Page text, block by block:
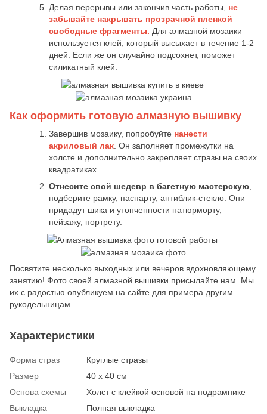
Делая перерывы или закончив часть работы, не
забывайте накрывать прозрачной пленкой
свободные фрагменты. Для алмазной мозаики
используется клей, который высыхает в течение 1-2
дней. Если же он случайно подсохнет, поможет
силикатный клей.
Как оформить готовую алмазную вышивку
Завершив мозаику, попробуйте нанести
акриловый лак . Он заполняет промежутки на
холсте и дополнительно закрепляет стразы на своих
квадратиках.
Отнесите свой шедевр в багетную мастерскую
подберите рамку, паспарту, антиблик-стекло. Они
придадут шика и утонченности натюрморту,
пейзажу, портрету.
Посвятите несколько выходных или вечеров вдохновляющему
занятию! Фото своей алмазной вышивки присылайте нам. Мы
их с радостью опубликуем на сайте для примера другим
рукодельницам.
Характеристики
Форма страз
Круглые стразы
Размер
40 х 40 см
Основа схемы
Холст с клейкой основой на подрамнике
Выкладка
Полная выкладка